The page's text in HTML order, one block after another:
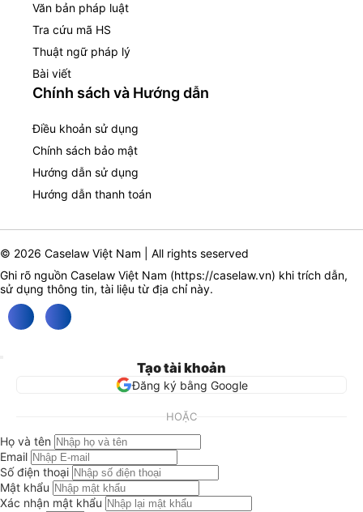
Văn bản pháp luật
Tra cứu mã HS
Thuật ngữ pháp lý
Bài viết
Chính sách và Hướng dẫn
Điều khoản sử dụng
Chính sách bảo mật
Hướng dẫn sử dụng
Hướng dẫn thanh toán
© 2026 Caselaw Việt Nam | All rights seserved
Ghi rõ nguồn Caselaw Việt Nam (https://caselaw.vn) khi trích dẫn,
sử dụng thông tin, tài liệu từ địa chỉ này.
Tạo tài khoản
Đăng ký bằng Google
HOẶC
Họ và tên
Email
Số điện thoại
Mật khẩu
Xác nhận mật khẩu